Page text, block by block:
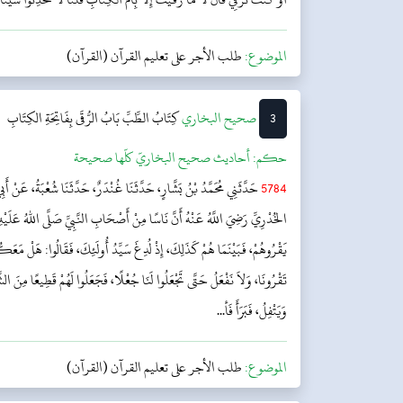
الموضوع:طلب الأجر على تعليم القرآن (القرآن)
3 ‌‌صحيح البخاريكِتَابُ الطِّبِّبَابُ الرُّقَى بِفَاتِحَةِ الكِتَابِ
حکم:أحاديث صحيح البخاريّ كلّها صحيحة
5784حَدَّثَنِي مُحَمَّدُ بْنُ بَشَّارٍ، حَدَّثَنَا غُنْدَرٌ، حَدَّثَنَا شُعْبَةُ، عَنْ
الخُدْرِيِّ رَضِيَ اللَّهُ عَنْهُ أَنَّ نَاسًا مِنْ أَصْحَابِ النَّبِيِّ صَلَّى اللهُ
يَقْرُوهُمْ، فَبَيْنَمَا هُمْ كَذَلِكَ، إِذْ لُدِغَ سَيِّدُ أُولَئِكَ، فَقَالُوا: هَلْ
تَقْرُونَا، وَلاَ نَفْعَلُ حَتَّى تَجْعَلُوا لَنَا جُعْلًا، فَجَعَلُوا لَهُمْ قَطِيعًا مِنَ
وَيَتْفِلُ، فَبَرَأَ فَأ...
الموضوع:طلب الأجر على تعليم القرآن (القرآن)